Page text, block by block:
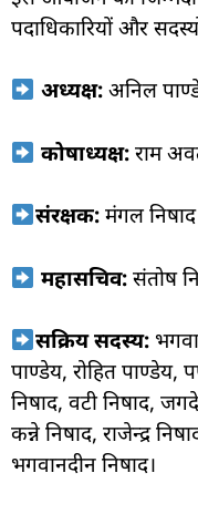
पदाधिकारियों और
अध्यक्ष:अनिल
कोषाध्यक्ष:राम
संरक्षक:मंगल निषाद
महासचिव:संतोष
सक्रिय सदस्य:
पाण्डेय, रोहित पाण्डेय,
निषाद, वटी निषाद,
कन्ने निषाद, राजेन्द्र
भगवानदीन निषाद।